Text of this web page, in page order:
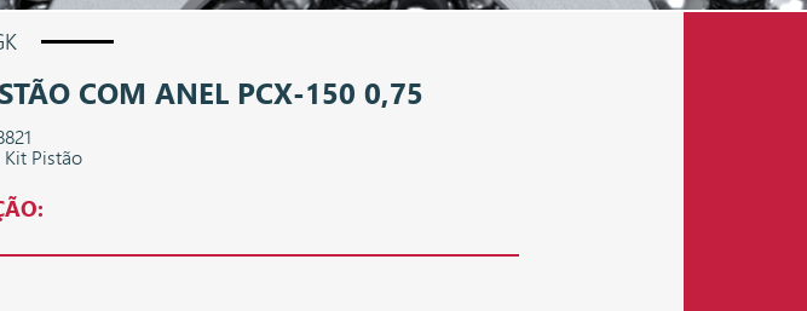
COM ANEL PCX-150 0,75
Pistão